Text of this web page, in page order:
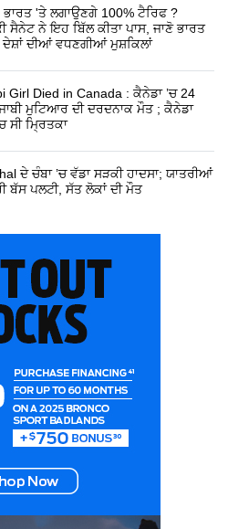
ਭਾਰਤ 'ਤੇ ਲਗਾਉਣਗੇ 100% ਟੈਰਿਫ ?
ਸੈਨੇਟ ਨੇ ਇਹ ਬਿੱਲ ਕੀਤਾ ਪਾਸ, ਜਾਣੋ ਭਾਰਤ
ਦੀਆਂ ਵਧਣਗੀਆਂ ਮੁਸ਼ਕਿਲਾਂ
Girl Died in Canada : ਕੈਨੇਡਾ ’ਚ 24
ਮੁਟਿਆਰ ਦੀ ਦਰਦਨਾਕ ਮੌਤ ; ਕੈਨੇਡਾ
ਸੀ ਮ੍ਰਿਤਕਾ
ਦੇ ਚੰਬਾ ’ਚ ਵੱਡਾ ਸੜਕੀ ਹਾਦਸਾ; ਯਾਤਰੀਆਂ
ਬੱਸ ਪਲਟੀ, ਸੱਤ ਲੋਕਾਂ ਦੀ ਮੌਤ